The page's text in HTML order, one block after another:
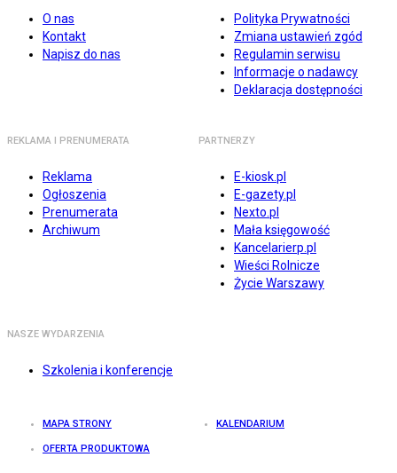
O nas
Kontakt
Napisz do nas
Polityka Prywatności
Zmiana ustawień zgód
Regulamin serwisu
Informacje o nadawcy
Deklaracja dostępności
REKLAMA I PRENUMERATA
Reklama
Ogłoszenia
Prenumerata
Archiwum
PARTNERZY
E-kiosk.pl
E-gazety.pl
Nexto.pl
Mała księgowość
Kancelarierp.pl
Wieści Rolnicze
Życie Warszawy
NASZE WYDARZENIA
Szkolenia i konferencje
MAPA STRONY KALENDARIUM
OFERTA PRODUKTOWA